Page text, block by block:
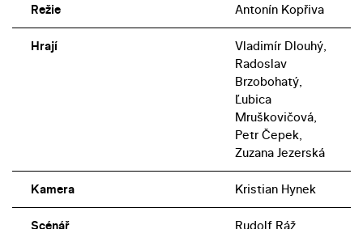
Režie Antonín Kopřiva
Hrají
Vladimír Dlouhý,
Radoslav
Brzobohatý,
Ľubica
Mruškovičová,
Petr Čepek,
Zuzana Jezerská
Kamera Kristian Hynek